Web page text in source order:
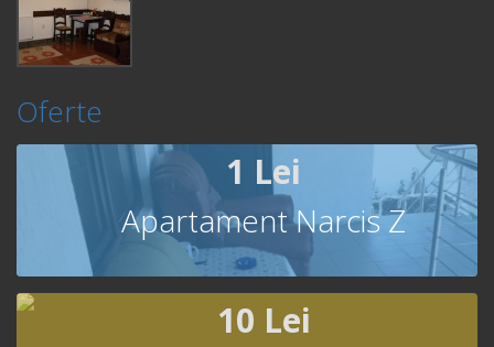
Oferte
1 Lei
Apartament Narcis Z
10 Lei